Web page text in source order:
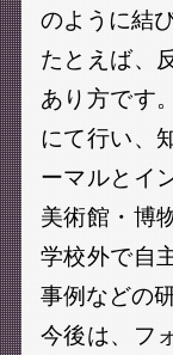
のように結
たとえば、
あり方です
にて行い、
ーマルとイ
美術館・博
学校外で自
事例などの
今後は、フ